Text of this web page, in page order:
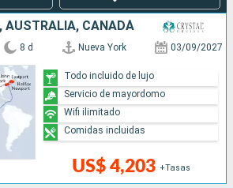
AUSTRALIA, CANADÁ
8 d Nueva York 03/09/2027
US$ 4,203 +Tasas
Todo incluido de lujo
Servicio de mayordomo
Wifi ilimitado
Comidas incluidas